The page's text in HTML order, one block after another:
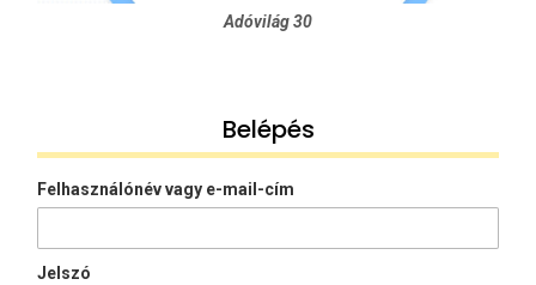
Adóvilág 30
Belépés
Felhasználónév vagy e-mail-cím
Jelszó